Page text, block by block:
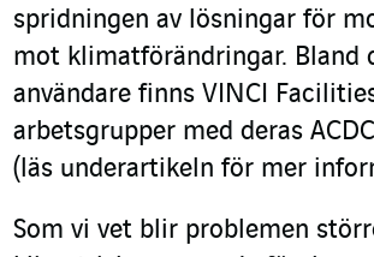
spridningen av lösningar för
mot klimatförändringar. Bland
användare finns VINCI
arbetsgrupper med deras
(läs underartikeln för mer
Som vi vet blir problemen